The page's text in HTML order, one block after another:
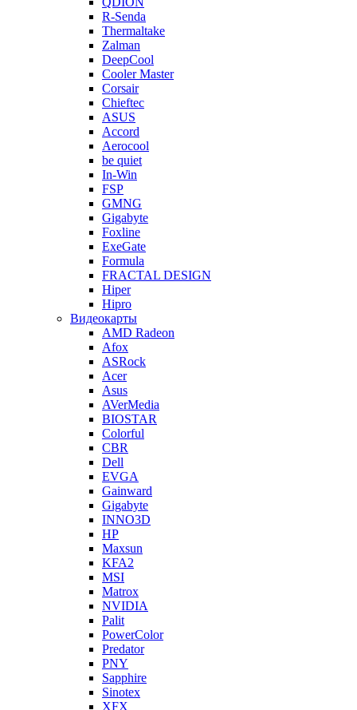
R-Senda
Thermaltake
Zalman
DeepCool
Cooler Master
Corsair
Chieftec
ASUS
Accord
Aerocool
be quiet
In-Win
FSP
GMNG
Gigabyte
Foxline
ExeGate
Formula
FRACTAL DESIGN
Hiper
Hipro
Видеокарты
AMD Radeon
Afox
ASRock
Acer
Asus
AVerMedia
BIOSTAR
Colorful
CBR
Dell
EVGA
Gainward
Gigabyte
INNO3D
HP
Maxsun
KFA2
MSI
Matrox
NVIDIA
Palit
PowerColor
Predator
PNY
Sapphire
Sinotex
XFX